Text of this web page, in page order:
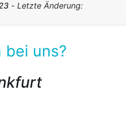
- Letzte Änderung:
bei uns?